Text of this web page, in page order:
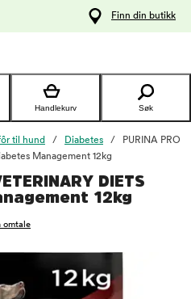
Finn din butikk
Handlekurv Søk
til hund Diabetes
PURINA PRO
Management 12kg
DIETS
12kg
omtale